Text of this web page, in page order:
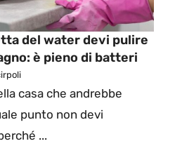
del water devi pulire
è pieno di batteri
casa che andrebbe
punto non devi
...